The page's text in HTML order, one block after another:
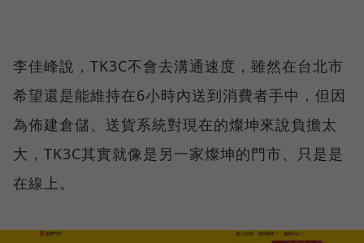
李佳峰說，TK3C不會去溝通速度，雖然在台北市
希望還是能維持在6小時內送到消費者手中，但因
為佈建倉儲、送貨系統對現在的燦坤來說負擔太
大，TK3C其實就像是另一家燦坤的門市、只是是
在線上。